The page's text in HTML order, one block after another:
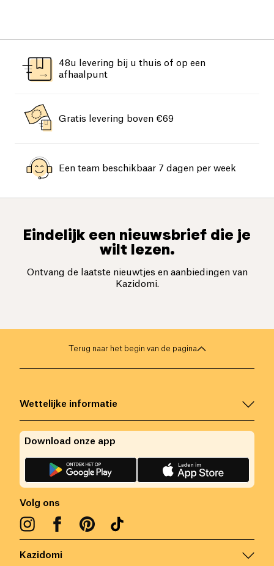
48u levering bij u thuis of op een
afhaalpunt
Gratis levering boven €69
Een team beschikbaar 7 dagen per week
Eindelijk een nieuwsbrief die je
wilt lezen.
Ontvang de laatste nieuwtjes en aanbiedingen van
Kazidomi.
Terug naar het begin van de pagina
Kazidomi
Wettelijke informatie
Volg ons
Download onze app